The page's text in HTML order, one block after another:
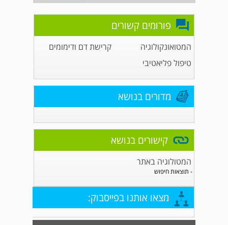
פורומים קשורים
המטואונקולוגיה
קרישת דם ודימומים
טיפול פליאטיבי
מדורים בנושא
קישורים בנושא
המטולוגיה באתר
- תוצאות חיפוש
מצאו אותנו בפייסבוק: